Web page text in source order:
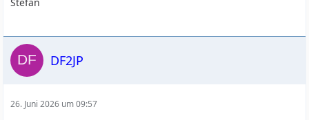
DF2JP
26. Juni 2026 um 09:57